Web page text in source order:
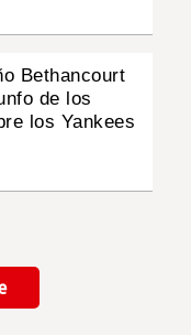
Bethancourt
de los
los Yankees